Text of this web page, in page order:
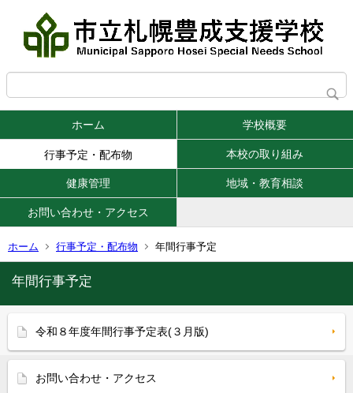
ホーム 学校概要
行事予定・配布物 本校の取り組み
健康管理 地域・教育相談
お問い合わせ・アクセス
ホーム 行事予定・配布物 年間行事予定
年間行事予定
令和８年度年間行事予定表(３月版)
お問い合わせ・アクセス